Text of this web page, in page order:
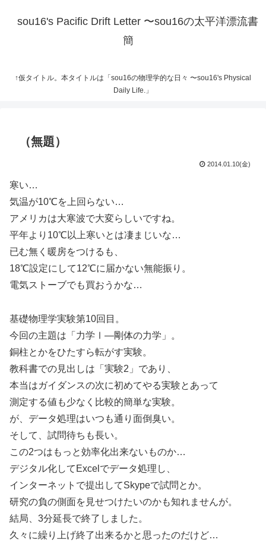
sou16's Pacific Drift Letter 〜sou16の太平洋漂流書
簡
↑仮タイトル。本タイトルは「sou16の物理学的な日々 〜sou16's Physical
Daily Life.」
（無題）
2014.01.10(金)
寒い…
気温が10℃を上回らない…
アメリカは大寒波で大変らしいですね。
平年より10℃以上寒いとは凄まじいな…
已む無く暖房をつけるも、
18℃設定にして12℃に届かない無能振り。
電気ストーブでも買おうかな…
基礎物理学実験第10回目。
今回の主題は「力学Ⅰ―剛体の力学」。
銅柱とかをひたすら転がす実験。
教科書での見出しは「実験2」であり、
本当はガイダンスの次に初めてやる実験とあって
測定する値も少なく比較的簡単な実験。
が、データ処理はいつも通り面倒臭い。
そして、試問待ちも長い。
この2つはもっと効率化出来ないものか…
デジタル化してExcelでデータ処理し、
インターネットで提出してSkypeで試問とか。
研究の負の側面を見せつけたいのかも知れませんが。
結局、3分延長で終了しました。
久々に繰り上げ終了出来るかと思ったのだけど…